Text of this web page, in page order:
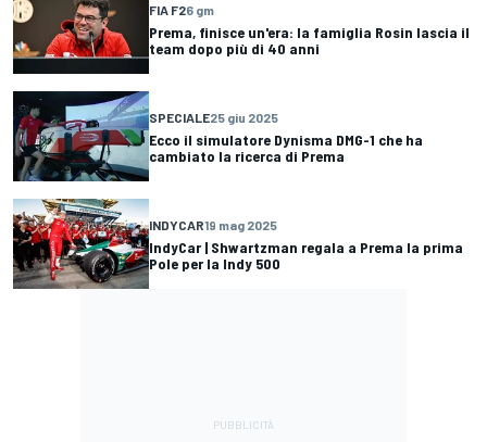
FIA F26 gm
Prema, finisce un'era: la famiglia Rosin lascia il
team dopo più di 40 anni
SPECIALE25 giu 2025
Ecco il simulatore Dynisma DMG-1 che ha
cambiato la ricerca di Prema
INDYCAR19 mag 2025
IndyCar | Shwartzman regala a Prema la prima
Pole per la Indy 500